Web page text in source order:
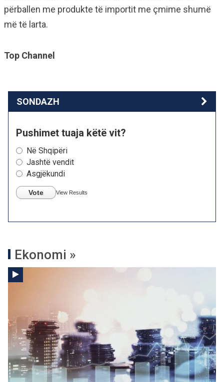
përballen me produkte të importit me çmime shumë
më të larta.
Top Channel
SONDAZH
Pushimet tuaja këtë vit?
Në Shqipëri
Jashtë vendit
Asgjëkundi
Vote View Results
Ekonomi »